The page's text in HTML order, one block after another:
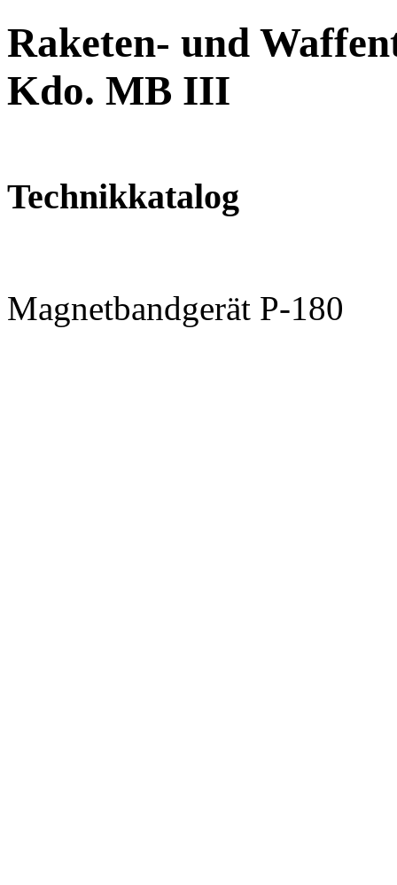
Raketen- und
Kdo. MB III
Technikkatalog
Magnetbandgerät P-180